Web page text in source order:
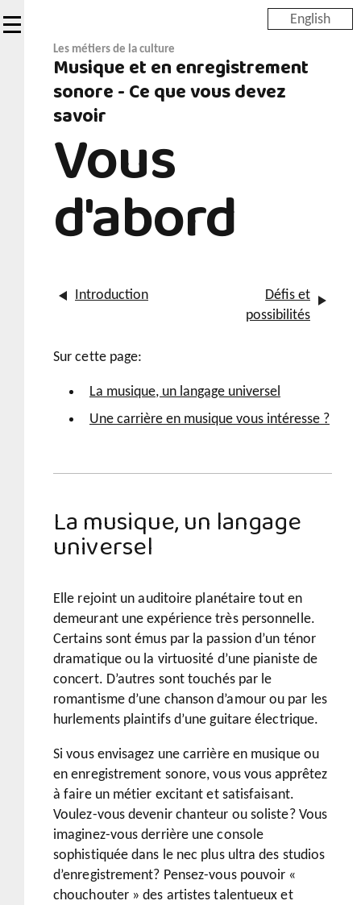
to
English
Les métiers de la culture
Musique et en enregistrement
sonore - Ce que vous devez
savoir
Vous
d'abord
Introduction
Défis et
possibilités
Sur cette page:
La musique, un langage universel
Une carrière en musique vous intéresse ?
La musique, un langage
universel
Elle rejoint un auditoire planétaire tout en
demeurant une expérience très personnelle.
Certains sont émus par la passion d’un ténor
dramatique ou la virtuosité d’une pianiste de
concert. D’autres sont touchés par le
romantisme d’une chanson d’amour ou par les
hurlements plaintifs d’une guitare électrique.
Si vous envisagez une carrière en musique ou
en enregistrement sonore, vous vous apprêtez
à faire un métier excitant et satisfaisant.
Voulez-vous devenir chanteur ou soliste? Vous
imaginez-vous derrière une console
sophistiquée dans le nec plus ultra des studios
d’enregistrement? Pensez-vous pouvoir «
chouchouter » des artistes talentueux et